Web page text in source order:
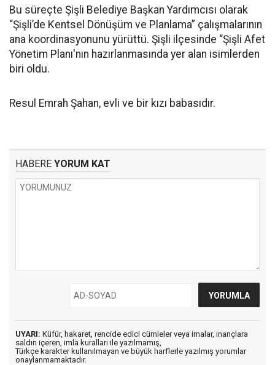
Bu süreçte Şişli Belediye Başkan Yardımcısı olarak
“Şişli’de Kentsel Dönüşüm ve Planlama” çalışmalarının
ana koordinasyonunu yürüttü. Şişli ilçesinde “Şişli Afet
Yönetim Planı'nın hazırlanmasında yer alan isimlerden
biri oldu.
Resul Emrah Şahan, evli ve bir kızı babasıdır.
HABERE YORUM KAT
UYARI: Küfür, hakaret, rencide edici cümleler veya imalar, inançlara
saldırı içeren, imla kuralları ile yazılmamış,
Türkçe karakter kullanılmayan ve büyük harflerle yazılmış yorumlar
onaylanmamaktadır.